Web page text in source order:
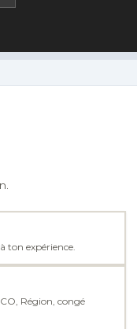
ton expérience.
Région, congé